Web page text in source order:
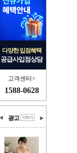
다양한 입점혜택
공급사입점상담
고객센터
1588-0628
광고